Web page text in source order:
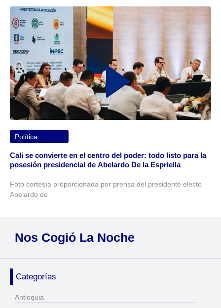
Política
Cali se convierte en el centro del poder: todo listo para la
posesión presidencial de Abelardo De la Espriella
Foto cortesía proporcionada por prensa del presidente electo
Abelardo de
Nos Cogió La Noche
Categorías
Antioquia